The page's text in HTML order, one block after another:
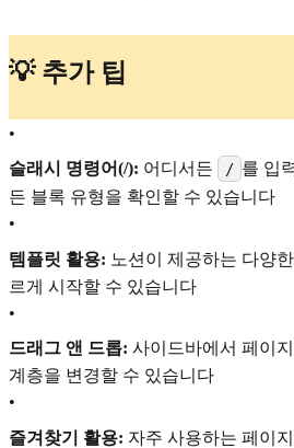
💡 추가 팁
•
슬래시 명령어(/): 어디서든 / 를 입
든 블록 유형을 확인할 수 있습니다
•
템플릿 활용: 노션이 제공하는 다양
르게 시작할 수 있습니다
•
드래그 앤 드롭: 사이드바에서 페이
계층을 변경할 수 있습니다
•
즐겨찾기 활용: 자주 사용하는 페이